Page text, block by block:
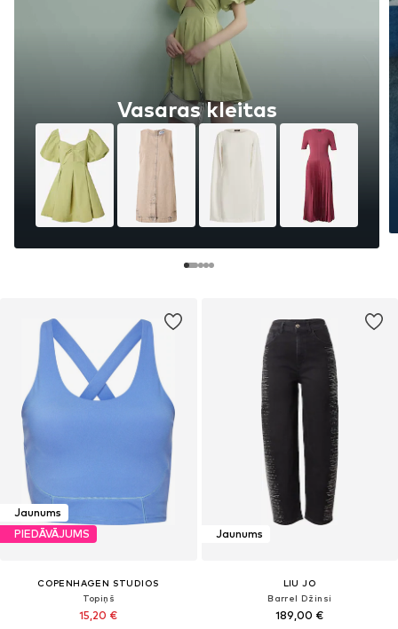
Vasaras kleitas
Jaunums
PIEDĀVĀJUMS
COPENHAGEN STUDIOS
Topiņš
15,20 €
Jaunums
LIU JO
Barrel Džinsi
189,00 €